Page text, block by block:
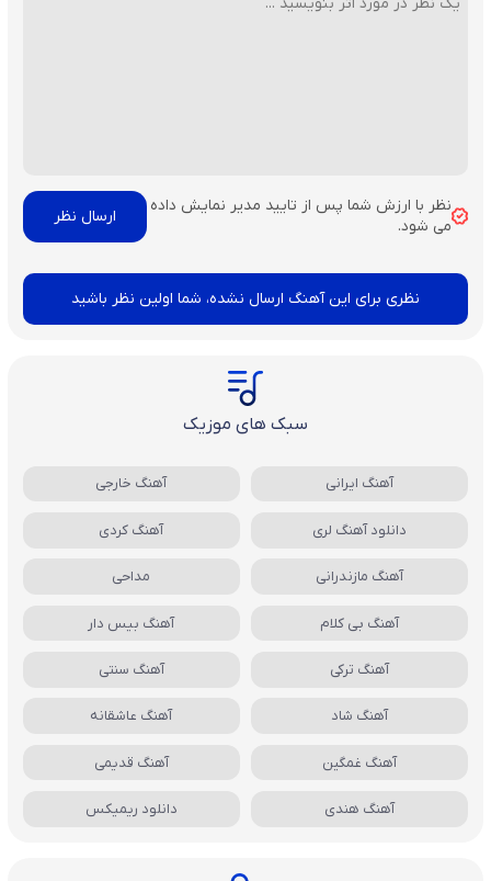
نظر با ارزش شما پس از تایید مدیر نمایش داده
می شود.
نظری برای این آهنگ ارسال نشده، شما اولین نظر باشید
سبک های موزیک
آهنگ ایرانی آهنگ خارجی
دانلود آهنگ لری آهنگ کردی
آهنگ مازندرانی مداحی
آهنگ بی کلام آهنگ بیس دار
آهنگ ترکی آهنگ سنتی
آهنگ شاد آهنگ عاشقانه
آهنگ غمگین آهنگ قدیمی
آهنگ هندی دانلود ریمیکس